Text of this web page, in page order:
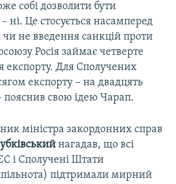
собі дозволити бути
Це стосується насамперед
не введення санкцій проти
Росія займає четверте
експорту. Для Сполучених
експорту – на двадцять
пояснив свою ідею Чарап.
міністра закордонних справ
нагадав, що всі
і Сполучені Штати
підтримали мирний